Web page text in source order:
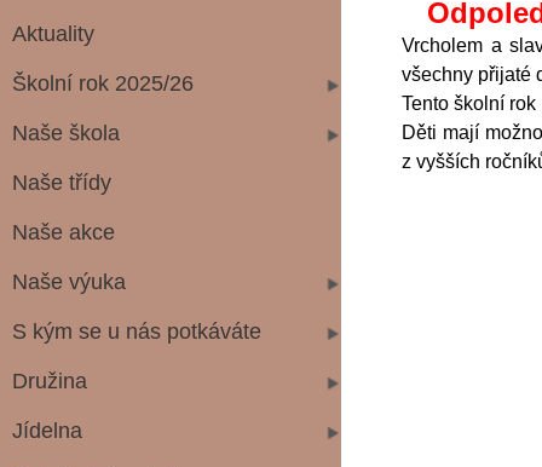
Aktuality
Školní rok 2025/26
Naše škola
Naše třídy
Naše akce
Naše výuka
S kým se u nás potkáváte
Družina
Jídelna
Vrcholem a
všechny přijaté
Tento školní
Děti mají
z vyšších